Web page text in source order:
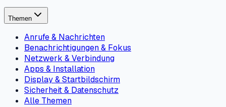
Themen
Anrufe & Nachrichten
Benachrichtigungen & Fokus
Netzwerk & Verbindung
Apps & Installation
Display & Startbildschirm
Sicherheit & Datenschutz
Alle Themen